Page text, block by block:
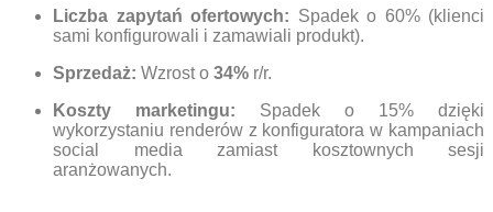
Liczba zapytań ofertowych: Spadek o 60% (klienci
sami konfigurowali i zamawiali produkt).
Sprzedaż: Wzrost o 34% r/r.
Koszty marketingu: Spadek o 15% dzięki
wykorzystaniu renderów z konfiguratora w kampaniach
social media zamiast kosztownych sesji
aranżowanych.